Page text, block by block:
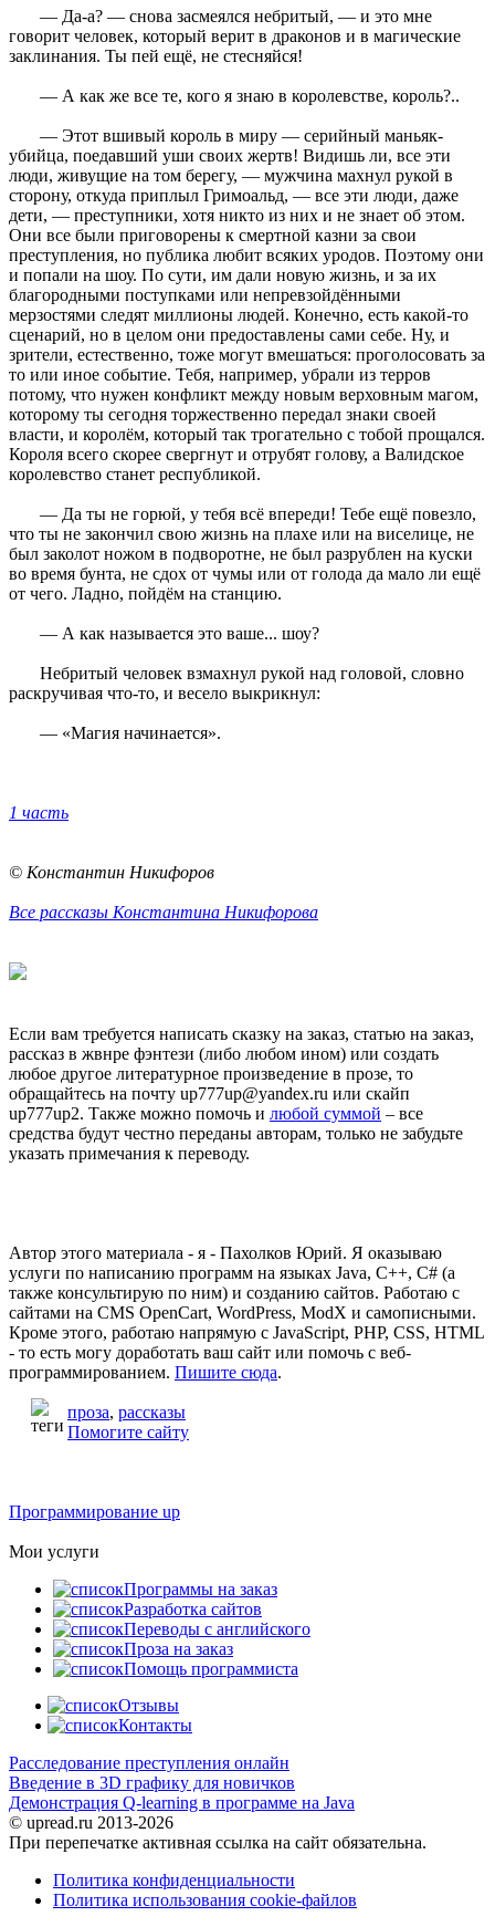
— Да-а? — снова засмеялся небритый, — и это мне
говорит человек, который верит в драконов и в магические
заклинания. Ты пей ещё, не стесняйся!
— А как же все те, кого я знаю в королевстве, король?..
— Этот вшивый король в миру — серийный маньяк-
убийца, поедавший уши своих жертв! Видишь ли, все эти
люди, живущие на том берегу, — мужчина махнул рукой в
сторону, откуда приплыл Гримоальд, — все эти люди, даже
дети, — преступники, хотя никто из них и не знает об этом.
Они все были приговорены к смертной казни за свои
преступления, но публика любит всяких уродов. Поэтому они
и попали на шоу. По сути, им дали новую жизнь, и за их
благородными поступками или непревзойдёнными
мерзостями следят миллионы людей. Конечно, есть какой-то
сценарий, но в целом они предоставлены сами себе. Ну, и
зрители, естественно, тоже могут вмешаться: проголосовать за
то или иное событие. Тебя, например, убрали из терров
потому, что нужен конфликт между новым верховным магом,
которому ты сегодня торжественно передал знаки своей
власти, и королём, который так трогательно с тобой прощался.
Короля всего скорее свергнут и отрубят голову, а Валидское
королевство станет республикой.
— Да ты не горюй, у тебя всё впереди! Тебе ещё повезло,
что ты не закончил свою жизнь на плахе или на виселице, не
был заколот ножом в подворотне, не был разрублен на куски
во время бунта, не сдох от чумы или от голода да мало ли ещё
от чего. Ладно, пойдём на станцию.
— А как называется это ваше... шоу?
Небритый человек взмахнул рукой над головой, словно
раскручивая что-то, и весело выкрикнул:
— «Магия начинается».
1 часть
© Константин Никифоров
Все рассказы Константина Никифорова
Если вам требуется написать сказку на заказ, статью на заказ,
рассказ в жвнре фэнтези (либо любом ином) или создать
любое другое литературное произведение в прозе, то
обращайтесь на почту up777up@yandex.ru или скайп
up777up2. Также можно помочь и любой суммой – все
средства будут честно переданы авторам, только не забудьте
указать примечания к переводу.
Автор этого материала - я - Пахолков Юрий. Я оказываю
услуги по написанию программ на языках Java, C++, C# (а
также консультирую по ним) и созданию сайтов. Работаю с
сайтами на CMS OpenCart, WordPress, ModX и самописными.
Кроме этого, работаю напрямую с JavaScript, PHP, CSS, HTML
- то есть могу доработать ваш сайт или помочь с веб-
программированием. Пишите сюда.
проза, рассказы
Помогите сайту
Программирование up
Мои услуги
Программы на заказ
Разработка сайтов
Переводы с английского
Проза на заказ
Помощь программиста
Отзывы
Контакты
Расследование преступления онлайн
Введение в 3D графику для новичков
Демонстрация Q-learning в программе на Java
© upread.ru 2013-2026
При перепечатке активная ссылка на сайт обязательна.
Политика конфиденциальности
Политика использования cookie-файлов